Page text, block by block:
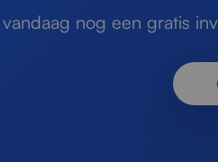
nog een gratis